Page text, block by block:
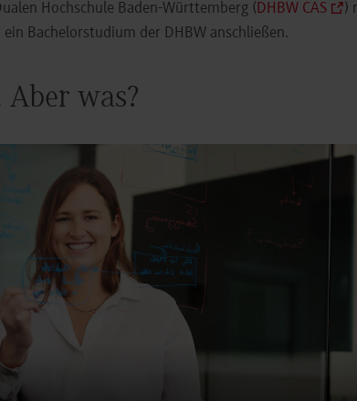
Hochschule Baden-Württemberg (DHBW CAS
)
Bachelorstudium der DHBW anschließen.
was?